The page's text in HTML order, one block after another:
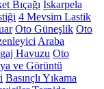
Bıçağı Iskarpela
4 Mevsim Lastik
Oto Güneşlik Oto
Araba
Havuzu Oto
ve Görüntü
Basınçlı Yıkama